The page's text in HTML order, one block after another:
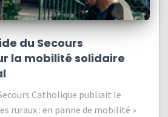
du Secours
la mobilité solidaire
Catholique publiait le
ruraux : en panne de mobilité »